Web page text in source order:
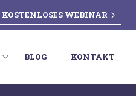
KOSTENLOSES WEBINAR
BLOG KONTAKT